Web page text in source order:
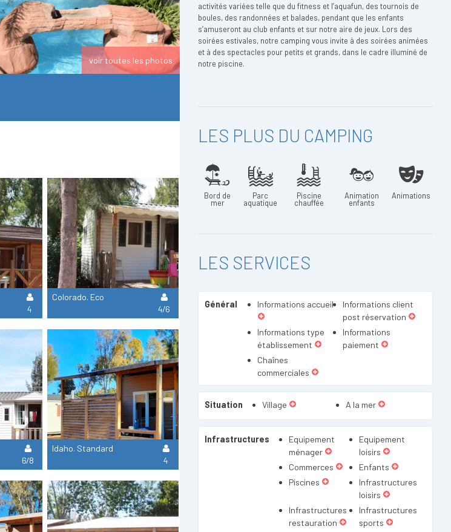
voir toutes les photos
4
Colorado. Eco
4/6
6/8
Idaho. Standard
4
activités variées telle que du fitness et l’aquafun, des tournois de
boules, des randonnées et balades, pendant que les enfants
s’amuseront au club enfants et sur notre aire de jeux. Lors des
soirées estivales, notre camping vous invite à des soirées animées
et à des spectacles pour petits et grands, dans le cadre illuminé de
notre piscine.
LES PLUS DU CAMPING
Bord de
mer
Parc
aquatique
Piscine
chauffée
Animation
enfants
Animations
LES SERVICES
Général Informations accueil
Informations client
post réservation
Informations type
établissement
Informations
paiement
Chaînes
commerciales
Situation Village A la mer
Infrastructures
Equipement
ménager
Equipement
loisirs
Commerces
Enfants
Piscines
Infrastructures
loisirs
Infrastructures
restauration
Infrastructures
sports